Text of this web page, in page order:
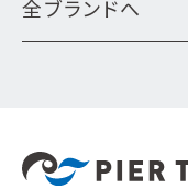
全ブランドへ